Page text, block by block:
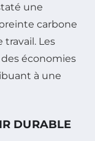
une
carbone
Les
économies
à une
DURABLE